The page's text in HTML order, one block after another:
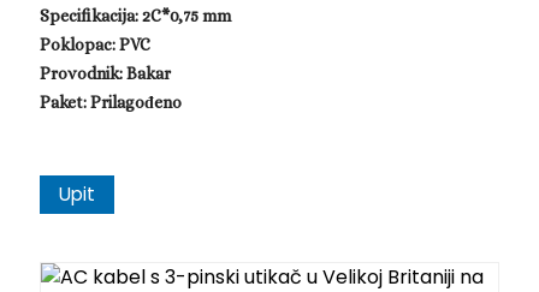
Specifikacija: 2C*0,75 mm
Poklopac: PVC
Provodnik: Bakar
Paket: Prilagođeno
Upit